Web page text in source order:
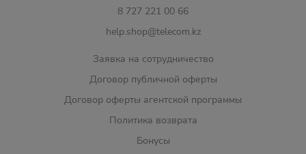
8 727 221 00 66
help.shop@telecom.kz
Заявка на сотрудничество
Договор публичной оферты
Договор оферты агентской программы
Политика возврата
Бонусы